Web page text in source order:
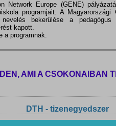
Network Europe (GENE)
programjait. A
nevelés bekerülése a
kapott.
a programnak.
AMI A CSOKONAIBAN
DTH - tizenegyedszer